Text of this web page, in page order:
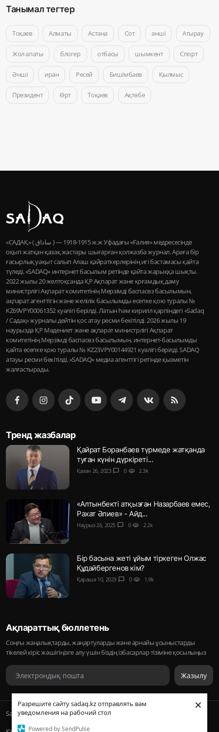
Разрешите сайту sadaq.kz отправлять вам
уведомления на рабочий стол
Powered by SendPulse
×
Танымал тегтер
Тоқаев Алматы Астана Сот әнші Атырау
Жол апаты блогер отбасы шымкент Спорт
Әнші иран Ресей Бишімбаев Қылмыс
Президент Өрт Тоқаев Ақтөбе
«САДАҚ» ( ساداق ) — 1915-1918 ж.ж Уфадағы «Ғалия» медресесінде
оқып жатқан қазақ жастары шығарған қолжазба журнал. Араға бір
ғасырлық уақыт салып Алаш қайраткерлерінің игі бастамасы қайта
түледі, «SADAQ» интернет басылым ретінде қайта жарыққа шықты.
2022 жылы 20 желтоқсанда ҚР Ақпарат және қоғамдық даму
министрлігі Ақпарат комитетінің Мерзімді баспасөз басылымын,
ақпарат агенттігін және желілік басылымды есепке қою туралы №
KZ69VPY00061352 куәлігі берілді. Латын һәм кирилл қарпіндегі «Sadaq
/ Садақ» журналы дейтін қос атау ресми бекітілді. 2026 жылы 19
наурызда ҚР Мәдениет және ақпарат министрлігі Ақпарат
комитетінің Мерзімді баспасөз басылымын, интернет-басылымды
қайта есепке қою туралы № KZ23VPY00144921 куәлігі берілді. SADAQ
атауы ресми бекітілді, «SADAQ» медиа агенттігі ретінде қызметін
жалғастырады.
Тренд жазбалар
Қайрат Боранбаев түрмеде жатқанда
туған күнін дүркіреті...
Қазан 26, 2023 chat_bubble 0 visibility 2.3k
«Алтынбекті атқызған Назарбаев емес,
Рахат Әлиев» - Айд...
Наурыз 26, 2025 chat_bubble 0 visibility 2.2k
Бір басына жеті ұйым тіркеген Олжас
Құдайбергенов кім?
Қараша 10, 2023 chat_bubble 0 visibility 1.9k
Ақпараттық бюллетень
Соңғы жаңалықтарды, жаңартуларды және арнайы ұсыныстарды
тікелей кіріс жәшігіңізге алу үшін біздің ізбасарлар тізіміне қосылыңыз
Жазылу
Sadaq © 2026, Inc. | ᛢᚣᚦᚣᛟ | Барлық құқықтары қорғалған